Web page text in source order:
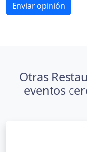
Enviar opinión
Otras
eventos